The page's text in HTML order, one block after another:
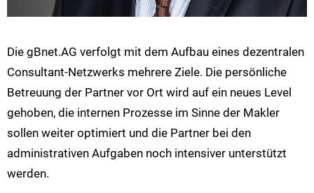
Die gBnet.AG verfolgt mit dem Aufbau eines dezentralen
Consultant-Netzwerks mehrere Ziele. Die persönliche
Betreuung der Partner vor Ort wird auf ein neues Level
gehoben, die internen Prozesse im Sinne der Makler
sollen weiter optimiert und die Partner bei den
administrativen Aufgaben noch intensiver unterstützt
werden.